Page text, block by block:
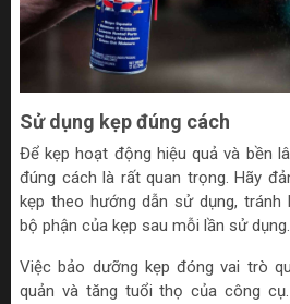
Sử dụng kẹp đúng cách
Để kẹp hoạt động hiệu quả và bền
đúng cách là rất quan trọng. Hãy
kẹp theo hướng dẫn sử dụng,
bộ phận của kẹp sau mỗi lần sử dụng.
Việc bảo dưỡng kẹp đóng vai trò
quản và tăng tuổi thọ của công